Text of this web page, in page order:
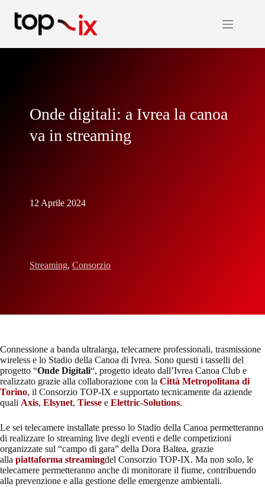
contenuto
Onde digitali: a Ivrea la canoa
va in streaming
12 Aprile 2024
Streaming, Consorzio
Connessione a banda ultralarga, telecamere professionali, trasmissione
wireless e lo Stadio della Canoa di Ivrea. Sono questi i tasselli del
progetto “Onde Digitali“, progetto ideato dall’Ivrea Canoa Club e
realizzato grazie alla collaborazione con la Città Metropolitana di
Torino, il Consorzio TOP-IX e supportato tecnicamente da aziende
quali Axis, Elsynet, Tiesse e Elettric-Solutions.
Le sei telecamere installate presso lo Stadio della Canoa permetteranno
di realizzare lo streaming live degli eventi e delle competizioni
organizzate sul “campo di gara” della Dora Baltea, grazie
alla piattaforma streamingdel Consorzio TOP-IX. Ma non solo, le
telecamere permetteranno anche di monitorare il fiume, contribuendo
alla prevenzione e alla gestione delle emergenze ambientali.